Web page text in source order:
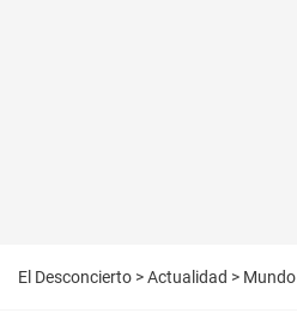
El Desconcierto >Actualidad > Mundo